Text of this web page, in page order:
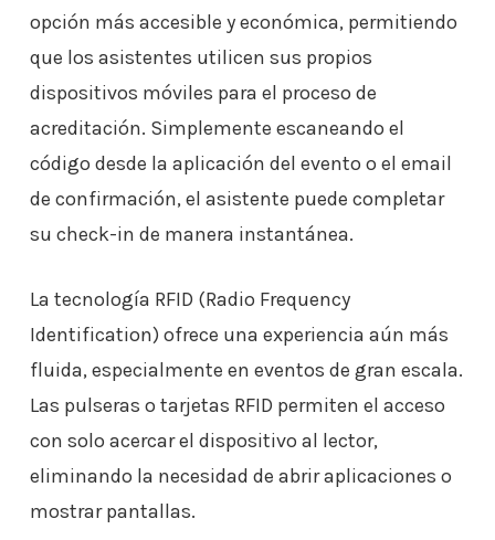
opción más accesible y económica, permitiendo
que los asistentes utilicen sus propios
dispositivos móviles para el proceso de
acreditación. Simplemente escaneando el
código desde la aplicación del evento o el email
de confirmación, el asistente puede completar
su check-in de manera instantánea.
La tecnología RFID (Radio Frequency
Identification) ofrece una experiencia aún más
fluida, especialmente en eventos de gran escala.
Las pulseras o tarjetas RFID permiten el acceso
con solo acercar el dispositivo al lector,
eliminando la necesidad de abrir aplicaciones o
mostrar pantallas.